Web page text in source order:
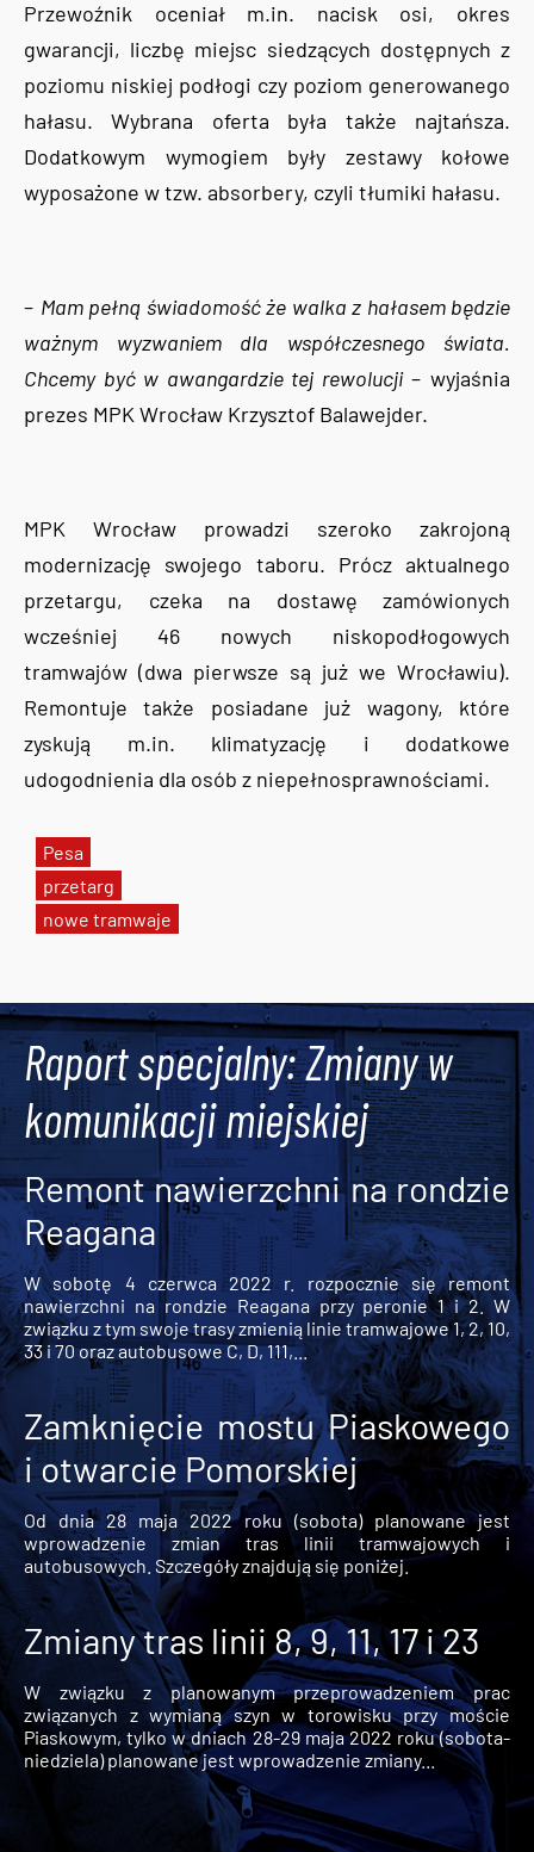
Pesa
przetarg
nowe tramwaje
Przewoźnik oceniał m.in. nacisk osi, okres
gwarancji, liczbę miejsc siedzących dostępnych z
poziomu niskiej podłogi czy poziom generowanego
hałasu. Wybrana oferta była także najtańsza.
Dodatkowym wymogiem były zestawy kołowe
wyposażone w tzw. absorbery, czyli tłumiki hałasu.
– Mam pełną świadomość że walka z hałasem będzie
ważnym wyzwaniem dla współczesnego świata.
Chcemy być w awangardzie tej rewolucji– wyjaśnia
prezes MPK Wrocław Krzysztof Balawejder.
MPK Wrocław prowadzi szeroko zakrojoną
modernizację swojego taboru. Prócz aktualnego
przetargu, czeka na dostawę zamówionych
wcześniej 46 nowych niskopodłogowych
tramwajów (dwa pierwsze są już we Wrocławiu).
Remontuje także posiadane już wagony, które
zyskują m.in. klimatyzację i dodatkowe
udogodnienia dla osób z niepełnosprawnościami.
Raport specjalny: Zmiany w
komunikacji miejskiej
Remont nawierzchni na rondzie
Reagana
W sobotę 4 czerwca 2022 r. rozpocznie się remont
nawierzchni na rondzie Reagana przy peronie 1 i 2. W
związku z tym swoje trasy zmienią linie tramwajowe 1, 2, 10,
33 i 70 oraz autobusowe C, D, 111,...
Zamknięcie mostu Piaskowego
i otwarcie Pomorskiej
Od dnia 28 maja 2022 roku (sobota) planowane jest
wprowadzenie zmian tras linii tramwajowych i
autobusowych. Szczegóły znajdują się poniżej.
Zmiany tras linii 8, 9, 11, 17 i 23
W związku z planowanym przeprowadzeniem prac
związanych z wymianą szyn w torowisku przy moście
Piaskowym, tylko w dniach 28-29 maja 2022 roku (sobota-
niedziela) planowane jest wprowadzenie zmiany...